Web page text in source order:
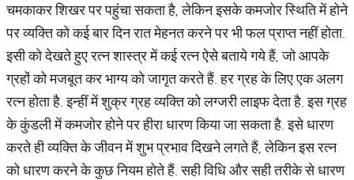
चमकाकर शिखर पर पहुंचा सकता है, लेकिन इसके कमजोर स्थिति में होने
पर व्यक्ति को कई बार दिन रात मेहनत करने पर भी फल प्राप्त नहीं होता.
इसी को देखते हुए रत्न शास्त्र में कई रत्न ऐसे बताये गये हैं, जो आपके
ग्रहों को मजबूत कर भाग्य को जागृत करते हैं. हर ग्रह के लिए एक अलग
रत्न होता है. इन्हीं में शुक्र ग्रह व्यक्ति को लग्जरी लाइफ देता है. इस ग्रह
के कुंडली में कमजोर होने पर हीरा धारण किया जा सकता है. इसे धारण
करते ही व्यक्ति के जीवन में शुभ प्रभाव दिखने लगते हैं, लेकिन इस रत्न
को धारण करने के कुछ नियम होते हैं. सही विधि और सही तरीके से धारण